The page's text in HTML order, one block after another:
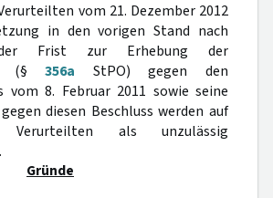
vom 21. Dezember 2012
in den vorigen Stand nach
der Frist zur Erhebung der
(§356a StPO) gegen den
vom 8. Februar 2011 sowie seine
diesen Beschluss werden auf
als unzulässig
Gründe